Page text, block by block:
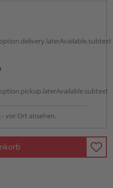
vor Ort ansehen.